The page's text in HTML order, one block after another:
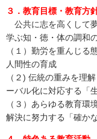
３．教育目標・教育方
公共に志を高くして
学ぶ知・徳・体の調和
（１）勤労を重んじる
人間性の育成
（２) 伝統の重みを理
ーバル化に対応する「
（３）あらゆる教育環
解決に努力する「確か